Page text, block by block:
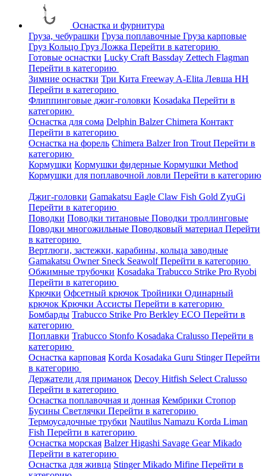
Оснастка и фурнитура
Груза, чебурашки Груза поплавочные Груза карповые
Груз Кольцо Груз Ложка Перейти в категорию
Готовые оснастки Lucky Craft Bassday Zettech Flagman
Перейти в категорию
Зимние оснастки Три Кита Freeway A-Elita Левша НН
Перейти в категорию
Флиппинговые джиг-головки Kosadaka Перейти в
категорию
Оснастка для сома Delphin BalzerChimera Контакт
Перейти в категорию
Оснастка на форель Chimera BalzerIron Trout Перейти в
категорию
Кормушки Кормушки фидерные Кормушки Method
Кормушки для поплавочной ловли Перейти в категорию
Джиг-головки Gamakatsu Eagle Claw Fish Gold ZyuGi
Перейти в категорию
Поводки Поводки титановые Поводки троллинговые
Поводки многожильные Поводковый материал Перейти
в категорию
Вертлюги, застежки, карабины, кольца заводные
Gamakatsu Owner Sneck SeawolfПерейти в категорию
Обжимные трубочки Kosadaka Trabucco Strike Pro Ryobi
Перейти в категорию
Крючки Офсетный крючок Тройники Одинарный
крючок Крючки Ассисты Перейти в категорию
Бомбарды Trabucco Strike Pro Berkley ECO Перейти в
категорию
Поплавки Trabucco Stonfo Kosadaka Cralusso Перейти в
категорию
Оснастка карповая Korda Kosadaka Guru StingerПерейти
в категорию
Держатели для приманок Decoy Hitfish Select Cralusso
Перейти в категорию
Оснастка поплавочная и донная Кембрики Стопор
Бусины Светлячки Перейти в категорию
Термоусадочные трубки Nautilus Namazu Korda Liman
Fish Перейти в категорию
Оснастка морская BalzerHigashi Savage GearMikado
Перейти в категорию
Оснастка для живца StingerMikado Mifine Перейти в